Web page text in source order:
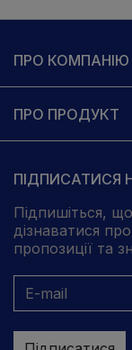
ПРО КОМПАНІЮ
ПРО ПРОДУКТ
ПІДПИСАТИСЯ
Підпишіться,
дізнаватися про
пропозиції та